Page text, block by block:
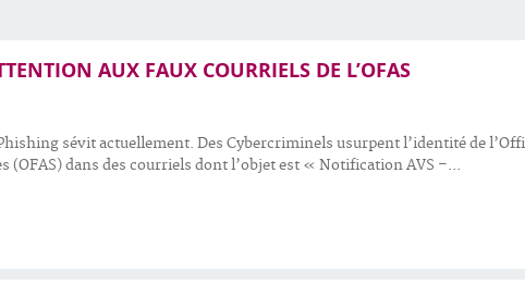
AUX FAUX COURRIELS DE L’OFAS
sévit actuellement. Des Cybercriminels usurpent l’identité de
(OFAS) dans des courriels dont l’objet est « Notification AVS –...